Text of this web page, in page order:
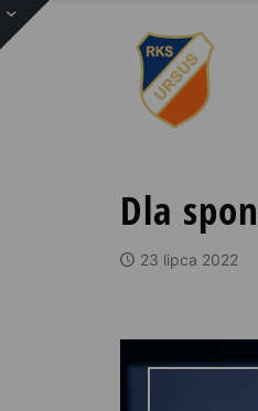
Dla
23 lipca 2022